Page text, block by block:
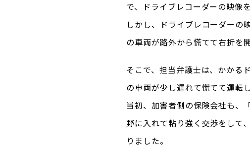
で、ドライブレコーダーの映像
しかし、ドライブレコーダーの
の車両が路外から慌てて右折を
そこで、担当弁護士は、かかる
の車両が少し遅れて慌てて運転
当初、加害者側の保険会社も、
野に入れて粘り強く交渉をして
りました。